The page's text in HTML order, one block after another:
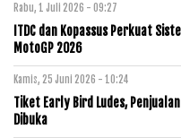
Rabu, 1 Juli 2026 - 09:27
ITDC dan Kopassus Perkuat
MotoGP 2026
Kamis, 25 Juni 2026 - 10:24
Tiket Early Bird Ludes,
Dibuka